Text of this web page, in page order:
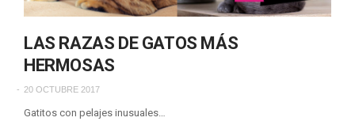
LAS RAZAS DE GATOS MÁS
HERMOSAS
20 OCTUBRE 2017
Gatitos con pelajes inusuales…